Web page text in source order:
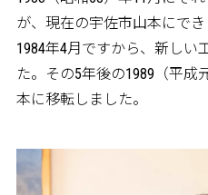
が、現在の宇佐市山本にで
1984年4月ですから、新しい
た。その5年後の1989（平成
本に移転しました。